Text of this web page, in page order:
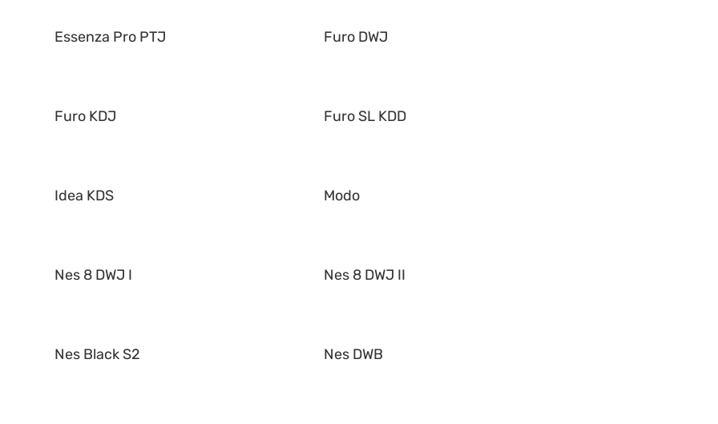
Essenza Pro PTJ Furo DWJ
Furo KDJ Furo SL KDD
Idea KDS Modo
Nes 8 DWJ I Nes 8 DWJ II
Nes Black S2 Nes DWB